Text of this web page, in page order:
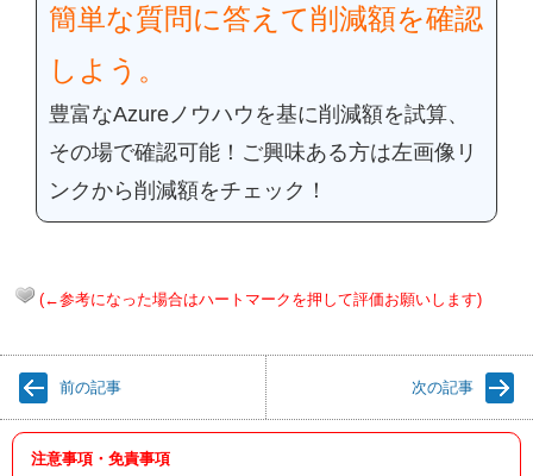
簡単な質問に答えて削減額を確認
しよう。
豊富なAzure ノウハウを基に削減額を試算、
その場で確認可能！ ご興味ある方は左画像リ
ンクから削減額をチェック！
(←参考になった場合はハートマークを押して評価お願いします)
前の記事 次の記事
注意事項・免責事項